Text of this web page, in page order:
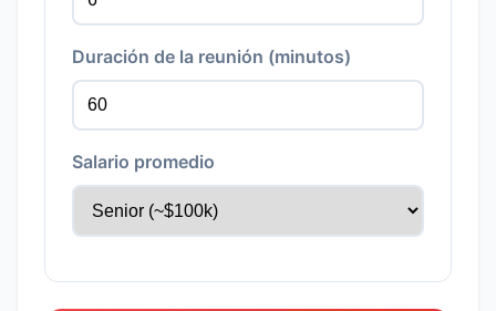
Duración de la reunión (minutos)
Salario promedio